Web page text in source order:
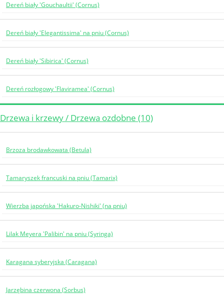
Dereń biały 'Gouchaultii' (Cornus)
Dereń biały 'Elegantissima' na pniu (Cornus)
Dereń biały 'Sibirica' (Cornus)
Dereń rozłogowy 'Flaviramea' (Cornus)
Drzewa i krzewy / Drzewa ozdobne (10)
Brzoza brodawkowata (Betula)
Tamaryszek francuski na pniu (Tamarix)
Wierzba japońska 'Hakuro-Nishiki' (na pniu)
Lilak Meyera 'Palibin' na pniu (Syringa)
Karagana syberyjska (Caragana)
Jarzębina czerwona (Sorbus)